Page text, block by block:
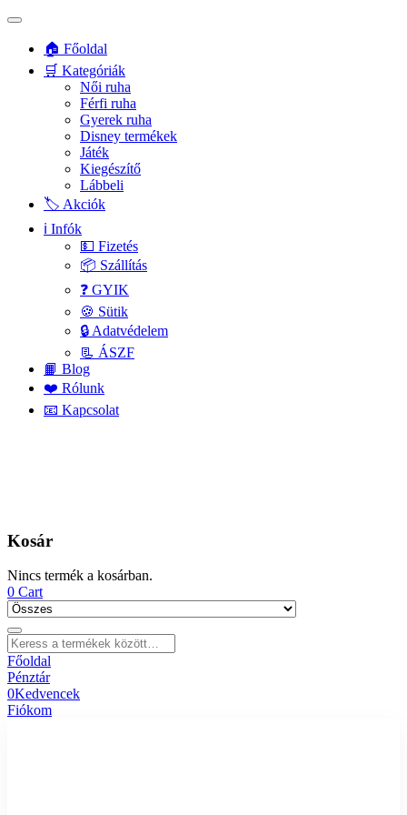
🏠 Főoldal
🛒 Kategóriák
Női ruha
Férfi ruha
Gyerek ruha
Disney termékek
Játék
Kiegészítő
Lábbeli
🏷️ Akciók
ℹ️ Infók
💵 Fizetés
📦 Szállítás
❓ GYIK
🍪 Sütik
🔒 Adatvédelem
📃 ÁSZF
📙 Blog
❤️ Rólunk
📧 Kapcsolat
Kosár
Nincs termék a kosárban.
0 Cart
Főoldal
Pénztár
0Kedvencek
Fiókom